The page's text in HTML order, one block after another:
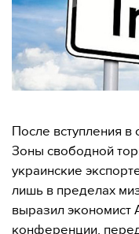
После вступления в
Зоны свободной
украинские
лишь в пределах
выразил экономист
конференции,